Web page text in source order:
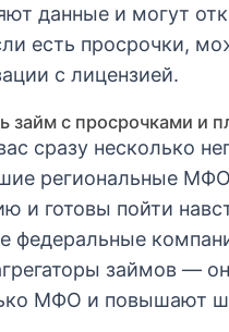
данные и могут
есть просрочки,
с лицензией.
займ с просрочками и
сразу несколько
региональные
и готовы пойти
федеральные
займов —
МФО и повышают